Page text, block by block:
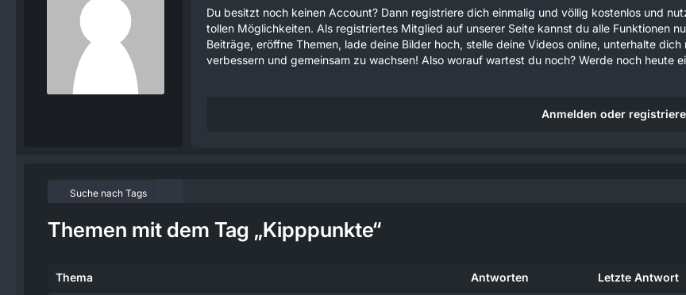
Du besitzt noch keinen Account? Dann registriere dich einmalig und völlig kostenlos und
tollen Möglichkeiten. Als registriertes Mitglied auf unserer Seite kannst du alle Funktionen
Beiträge, eröffne Themen, lade deine Bilder hoch, stelle deine Videos online, unterhalte
verbessern und gemeinsam zu wachsen! Also worauf wartest du noch? Werde noch heute
Anmelden oder
Suche nach Tags
Themen mit dem Tag „Kipppunkte“
Thema Antworten Letzte Antwort